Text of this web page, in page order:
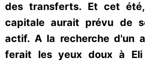
des transferts. Et cet
capitale aurait prévu de
actif. A la recherche d'un
ferait les yeux doux à Eli